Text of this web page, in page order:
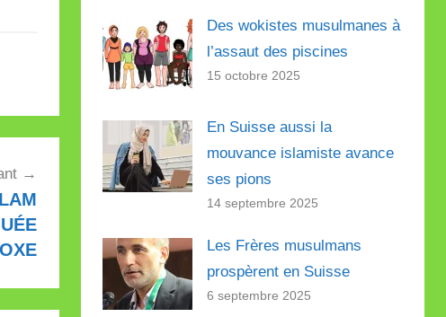
Des wokistes musulmanes à
l’assaut des piscines
15 octobre 2025
En Suisse aussi la
mouvance islamiste avance
ses pions
14 septembre 2025
Les Frères musulmans
prospèrent en Suisse
6 septembre 2025